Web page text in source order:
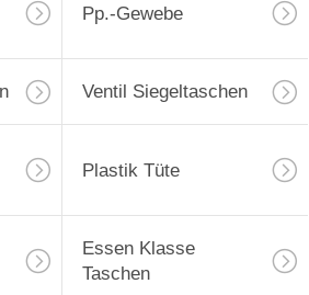
Pp.-Gewebe
Ventil Siegeltaschen
Plastik Tüte
Essen Klasse
Taschen